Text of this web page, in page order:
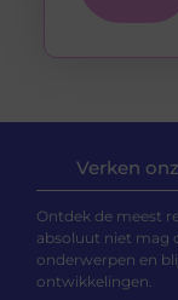
Verken
Ontdek de meest
absoluut niet mag
onderwerpen en
ontwikkelingen.